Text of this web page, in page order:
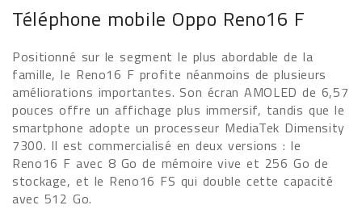
Téléphone mobile Oppo Reno16 F
Positionné sur le segment le plus abordable de la
famille, le Reno16 F profite néanmoins de plusieurs
améliorations importantes. Son écran AMOLED de 6,57
pouces offre un affichage plus immersif, tandis que le
smartphone adopte un processeur MediaTek Dimensity
7300. Il est commercialisé en deux versions : le
Reno16 F avec 8 Go de mémoire vive et 256 Go de
stockage, et le Reno16 FS qui double cette capacité
avec 512 Go.